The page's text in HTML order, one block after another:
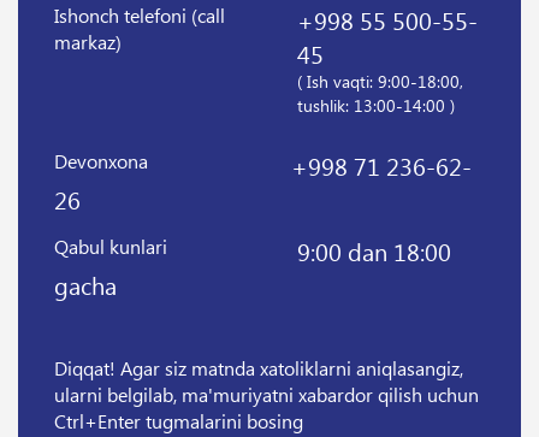
Ishonch telefoni (call
markaz)
+998 55 500-55-
45
( Ish vaqti: 9:00-18:00,
tushlik: 13:00-14:00 )
Devonxona
+998 71 236-62-
26
Qabul kunlari
9:00 dan 18:00
gacha
Diqqat! Agar siz matnda xatoliklarni aniqlasangiz,
ularni belgilab, ma'muriyatni xabardor qilish uchun
Ctrl+Enter tugmalarini bosing